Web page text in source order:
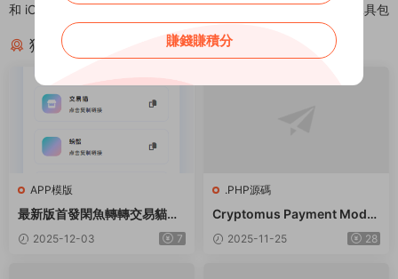
和 iOS + 後台管理系統 – v4.1.0
Kit 工具包
猜你喜歡
APP模版
最新版首發閑魚轉轉交易貓客
服台客服系統源碼
2025-12-03 7
.PHP源碼
Cryptomus Payment Modul
e for Smartpanel
2025-11-25 28
賺錢賺積分